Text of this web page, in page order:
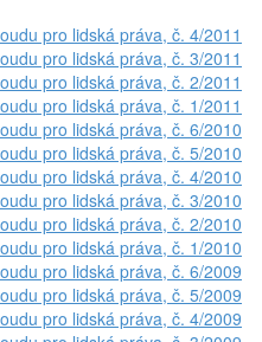
pro lidská práva, č. 4/2011
pro lidská práva, č. 3/2011
pro lidská práva, č. 2/2011
pro lidská práva, č. 1/2011
pro lidská práva, č. 6/2010
pro lidská práva, č. 5/2010
pro lidská práva, č. 4/2010
pro lidská práva, č. 3/2010
pro lidská práva, č. 2/2010
pro lidská práva, č. 1/2010
pro lidská práva, č. 6/2009
pro lidská práva, č. 5/2009
pro lidská práva, č. 4/2009